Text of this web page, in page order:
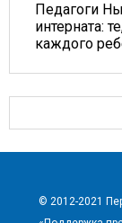
Педагоги
интерната:
каждого
© 2012-2021